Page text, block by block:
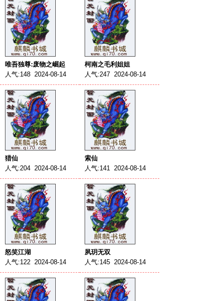
唯吾独尊:废物之崛起
人气:148 2024-08-14
柯南之毛利姐姐
人气:247 2024-08-14
猎仙
人气:204 2024-08-14
索仙
人气:141 2024-08-14
怒笑江湖
人气:122 2024-08-14
夙玥无双
人气:145 2024-08-14